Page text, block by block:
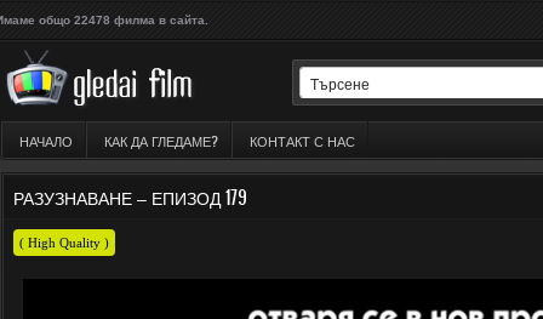
общо 22478 филма в сайта.
НАЧАЛО КАК ДА ГЛЕДАМЕ? КОНТАКТ С НАС
РАЗУЗНАВАНЕ – ЕПИЗОД 179
( High Quality )